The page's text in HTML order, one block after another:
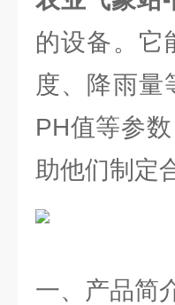
的设备。它
度、降雨量
PH值等参
助他们制定
一、产品简